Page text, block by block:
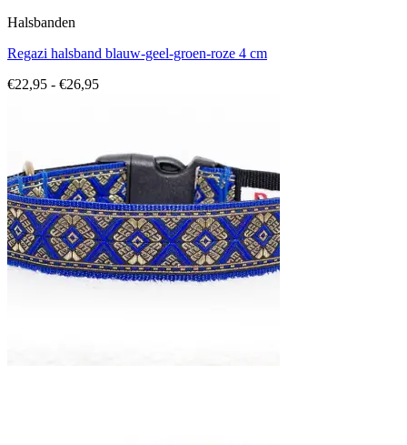
Halsbanden
Regazi halsband blauw-geel-groen-roze 4 cm
€22,95 - €26,95Prijsklasse: